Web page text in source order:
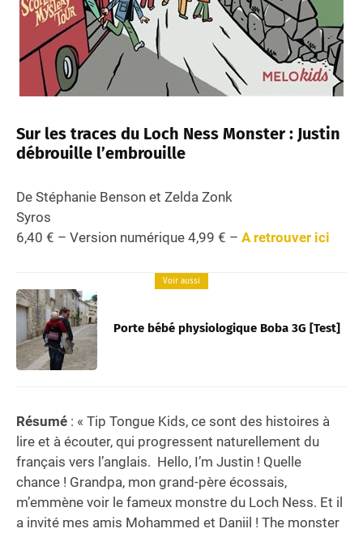
Sur les traces du Loch Ness Monster : Justin
débrouille l’embrouille
De Stéphanie Benson et Zelda Zonk
Syros
6,40 € – Version numérique 4,99 € – A retrouver ici
Voir aussi
Porte bébé physiologique Boba 3G [Test]
Résumé : « Tip Tongue Kids, ce sont des histoires à
lire et à écouter, qui progressent naturellement du
français vers l’anglais. Hello, I’m Justin ! Quelle
chance ! Grandpa, mon grand-père écossais,
m’emmène voir le fameux monstre du Loch Ness. Et il
a invité mes amis Mohammed et Daniil ! The monster